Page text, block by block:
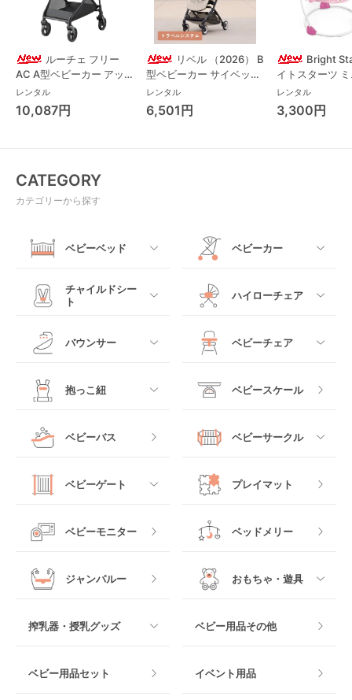
ルーチェ フリー
AC A型ベビーカー アッ
プリカ(Aprica) A型ベビ
ーカー アップリカ
(Aprica)
レンタル
10,087円
リベル （2026） B
型ベビーカー サイベック
ス(cybex)
レンタル
6,501円
Bright
イトスターツ
ス フォーエバ
レンド ジャン
パルー キッズ
レンタル
3,300円
CATEGORY
カテゴリーから探す
ベビーベッド
すべて
レギュラーサイズベビ
ベッドインベッド
クーファン
マットレス・布団
ベビーベッドその他
ベビーカー
すべて
ベビーカーその他
チャイルドシー
ト
すべて
ジュニアシート
チャイルドシートその
他
ハイローチェア
すべて
バウンサー
すべて
ロッキングタイプ
ベビーチェア
すべて
テーブルチェア
抱っこ紐
すべて
ヒップシート
抱っこ紐その他
ベビースケール
ベビーバス ベビーサークル
すべて
木製
マット製
ベビーゲート
すべて
プレイマット
ベビーモニター ベッドメリー
ジャンパルー おもちゃ・遊具
搾乳器・授乳グッズ ベビー用品その他
ベビー用品セット イベント用品